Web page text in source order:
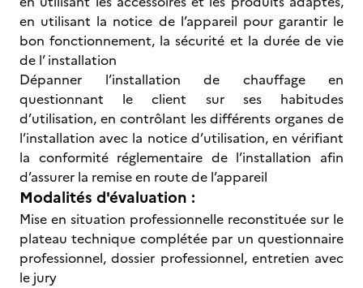
en utilisant la notice de l’appareil pour garantir le
bon fonctionnement, la sécurité et la durée de vie
de l’ installation
Dépanner l’installation de chauffage en
questionnant le client sur ses habitudes
d’utilisation, en contrôlant les différents organes de
l’installation avec la notice d’utilisation, en vérifiant
la conformité réglementaire de l’installation afin
d’assurer la remise en route de l’appareil
Modalités d'évaluation :
Mise en situation professionnelle reconstituée sur le
plateau technique complétée par un questionnaire
professionnel, dossier professionnel, entretien avec
le jury